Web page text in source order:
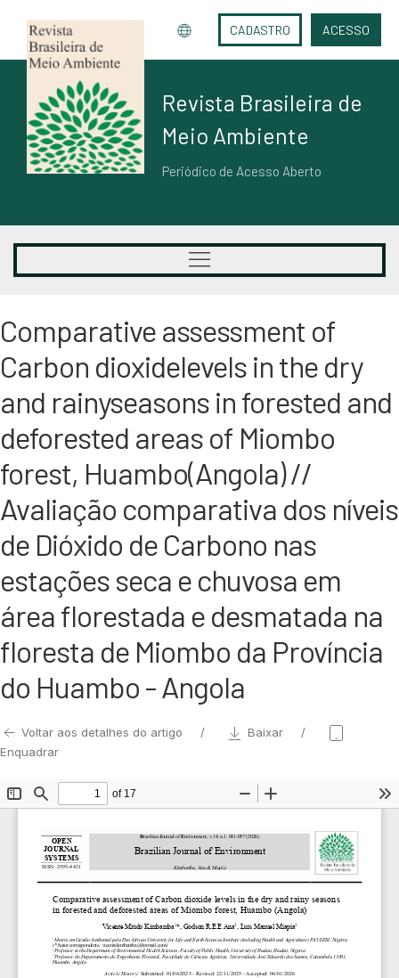
CADASTRO ACESSO
Revista Brasileira de
Meio Ambiente
Periódico de Acesso Aberto
Comparative assessment of
Carbon dioxidelevels in the dry
and rainyseasons in forested and
deforested areas of Miombo
forest, Huambo(Angola) //
Avaliação comparativa dos níveis
de Dióxido de Carbono nas
estações seca e chuvosa em
área florestada e desmatada na
floresta de Miombo da Província
do Huambo - Angola
Voltar aos detalhes do artigo
Baixar
Enquadrar